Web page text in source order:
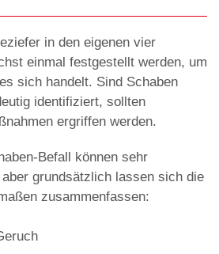
in den eigenen vier
einmal festgestellt werden, um
sich handelt. Sind Schaben
identifiziert, sollten
ergriffen werden.
Befall können sehr
grundsätzlich lassen sich die
zusammenfassen: